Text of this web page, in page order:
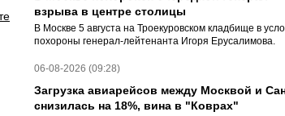
взрыва в центре столицы
В Москве 5 августа на Троекуровском кладбище в
похороны генерал-лейтенанта Игоря Ерусалимова.
06-08-2026 (09:28)
Загрузка авиарейсов между Москвой и
снизилась на 18%, вина в "Коврах"